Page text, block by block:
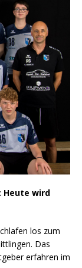
Heute wird
los zum
Das
erfahren im